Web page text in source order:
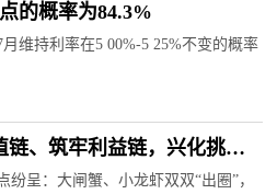
的概率为84.3%
维持利率在5 00%-5 25%不变的概率
链、筑牢利益链，兴化挑起
速读
呈：大闸蟹、小龙虾双双“出圈”，